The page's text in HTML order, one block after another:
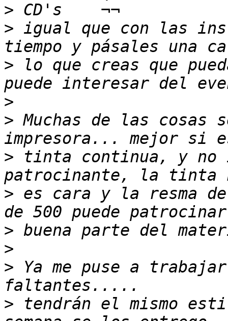
>
> igual que con las
> lo que creas que
>
> Muchas de las cosas
> tinta continua, y no
> es cara y la resma de
>
>
> Ya me puse a
> tendrán el mismo